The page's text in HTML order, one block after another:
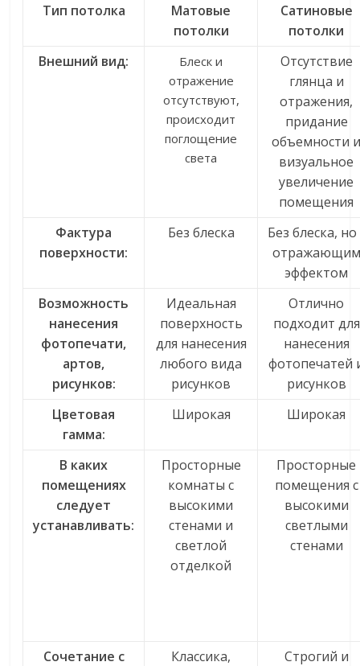
Тип потолка
Матовые
потолки
Сатиновые
потолки
Внешний вид:
Блеск и
отражение
отсутствуют,
происходит
поглощение
света
Отсутствие
глянца и
отражения,
придание
объемности
визуальное
увеличение
помещения
Фактура
поверхности:
Без блеска
Без блеска, но
отражающим
эффектом
Возможность
нанесения
фотопечати,
артов,
рисунков:
Идеальная
поверхность
для нанесения
любого вида
рисунков
Отлично
подходит для
нанесения
фотопечатей
рисунков
Цветовая
гамма:
Широкая Широкая
В каких
помещениях
следует
устанавливать:
Просторные
комнаты с
высокими
стенами и
светлой
отделкой
Просторные
помещения с
высокими
светлыми
стенами
Сочетание с
Классика,
Строгий и